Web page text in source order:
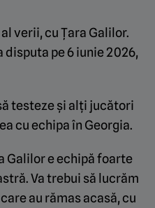
verii, cu Țara Galilor.
disputa pe 6 iunie 2026,
testeze și alți jucători
cu echipa în Georgia.
Galilor e echipă foarte
Va trebui să lucrăm
au rămas acasă, cu